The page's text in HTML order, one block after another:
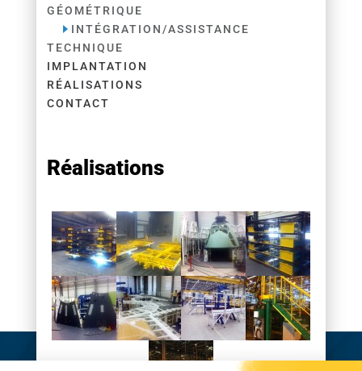
GÉOMÉTRIQUE
INTÉGRATION/ASSISTANCE
TECHNIQUE
IMPLANTATION
RÉALISATIONS
CONTACT
Réalisations